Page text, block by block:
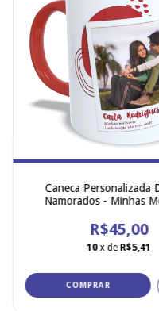
Caneca Personalizada
Namorados - Minhas
R$45,00
10 x de R$5,41
COMPRAR